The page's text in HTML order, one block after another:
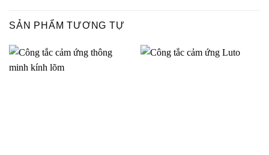
SẢN PHẨM TƯƠNG TỰ